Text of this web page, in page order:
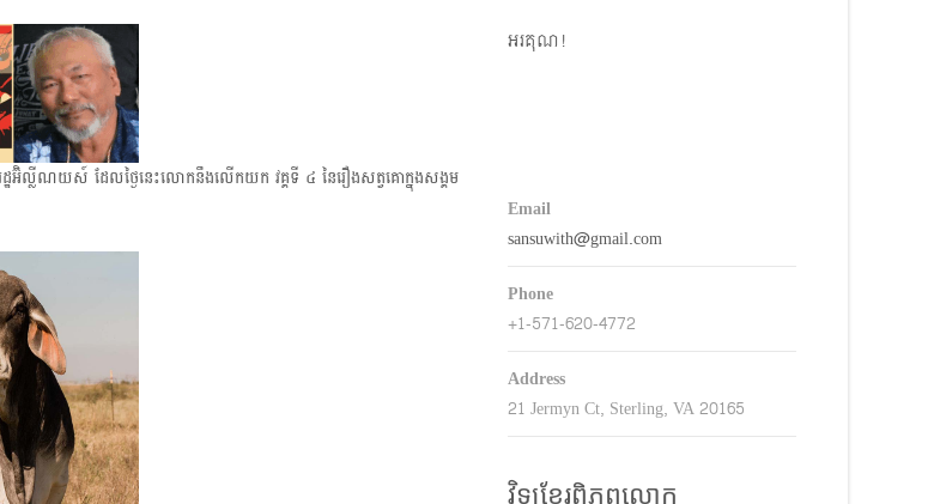
ដ្ឋអ៊ិល្លីណយស៍ ដែលថ្ងៃនេះលោកនឹងលើកយក វគ្គទី ៤ នៃរឿងសត្វគោក្នុងសង្គម
អរគុណ!
Email
sansuwith@gmail.com
Phone
+1-571-620-4772
Address
21 Jermyn Ct, Sterling, VA 20165
វិទ្យុខ្មែរពិភពលោក